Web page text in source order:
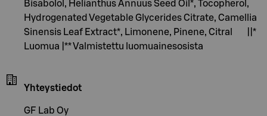
Bisabolol, Helianthus Annuus Seed Oil*, Tocopherol,
Hydrogenated Vegetable Glycerides Citrate, Camellia
Sinensis Leaf Extract*, Limonene, Pinene, Citral ||*
Luomua |** Valmistettu luomuainesosista
Yhteystiedot
GF Lab Oy